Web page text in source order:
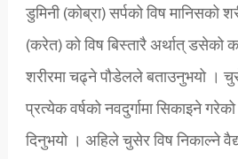
डुमिनी (कोब्रा) सर्पको विष मानिसको
(करेत) को विष बिस्तारै अर्थात् डसेको
शरीरमा चढ्ने पौडेलले बताउनुभयो ।
प्रत्येक वर्षको नवदुर्गामा सिकाइने
दिनुभयो । अहिले चुसेर विष निकाल्ने